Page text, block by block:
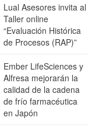
Lual Asesores invita al
Taller online
“Evaluación Histórica
de Procesos (RAP)”
Ember LifeSciences y
Alfresa mejorarán la
calidad de la cadena
de frío farmacéutica
en Japón